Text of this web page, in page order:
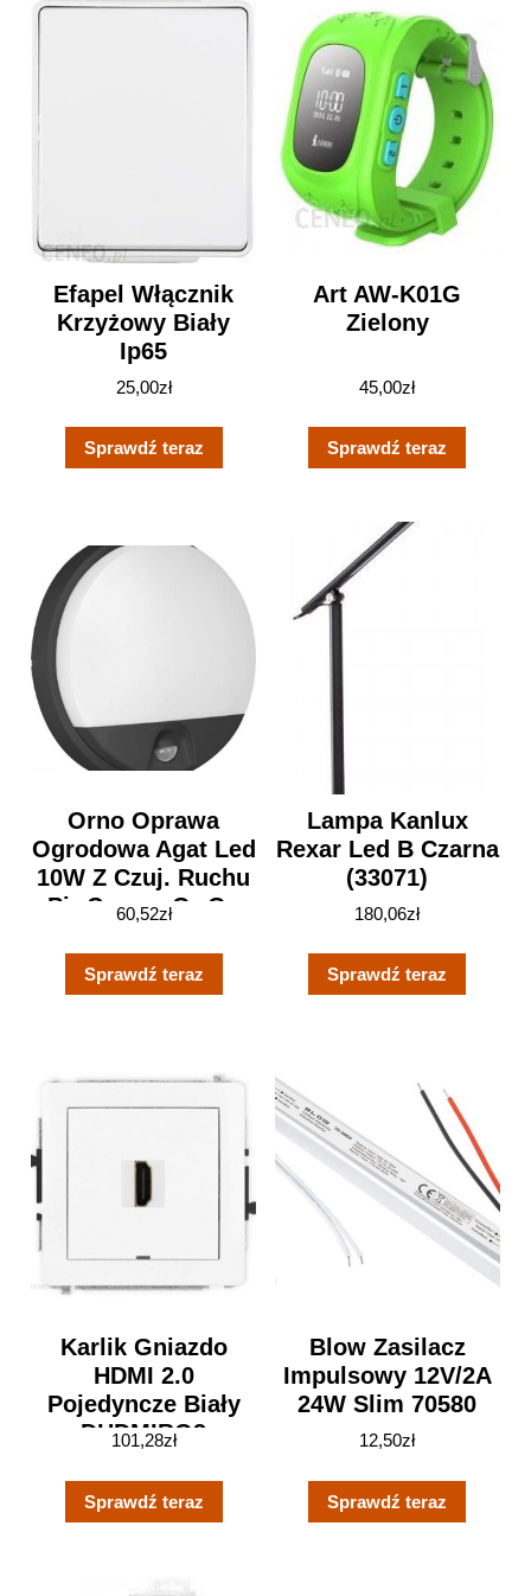
Efapel Włącznik
Krzyżowy Biały
Ip65
25,00zł
Sprawdź teraz
Art AW-K01G
Zielony
45,00zł
Sprawdź teraz
Orno Oprawa
Ogrodowa Agat Led
10W Z Czuj. Ruchu
Pir Czarna Or Op
60,52zł
Sprawdź teraz
Lampa Kanlux
Rexar Led B Czarna
(33071)
180,06zł
Sprawdź teraz
Karlik Gniazdo
HDMI 2.0
Pojedyncze Biały
DHDMIBO3
101,28zł
Sprawdź teraz
Blow Zasilacz
Impulsowy 12V/2A
24W Slim 70580
12,50zł
Sprawdź teraz